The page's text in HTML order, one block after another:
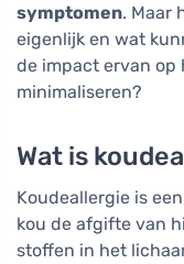
symptomen. Maar
eigenlijk en wat
de impact ervan op
minimaliseren?
Wat is
Koudeallergie is
kou de afgifte van
stoffen in het